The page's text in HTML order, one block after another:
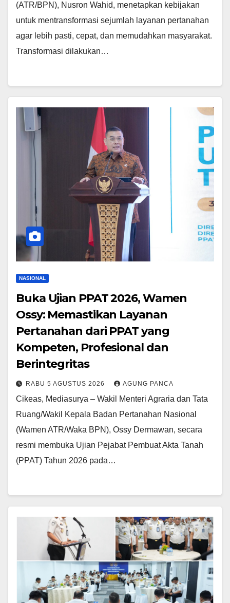
(ATR/BPN), Nusron Wahid, menetapkan kebijakan
untuk mentransformasi sejumlah layanan pertanahan
agar lebih pasti, cepat, dan memudahkan masyarakat.
Transformasi dilakukan…
NASIONAL
Buka Ujian PPAT 2026, Wamen
Ossy: Memastikan Layanan
Pertanahan dari PPAT yang
Kompeten, Profesional dan
Berintegritas
RABU 5 AGUSTUS 2026 AGUNG PANCA
Cikeas, Mediasurya – Wakil Menteri Agraria dan Tata
Ruang/Wakil Kepala Badan Pertanahan Nasional
(Wamen ATR/Waka BPN), Ossy Dermawan, secara
resmi membuka Ujian Pejabat Pembuat Akta Tanah
(PPAT) Tahun 2026 pada…